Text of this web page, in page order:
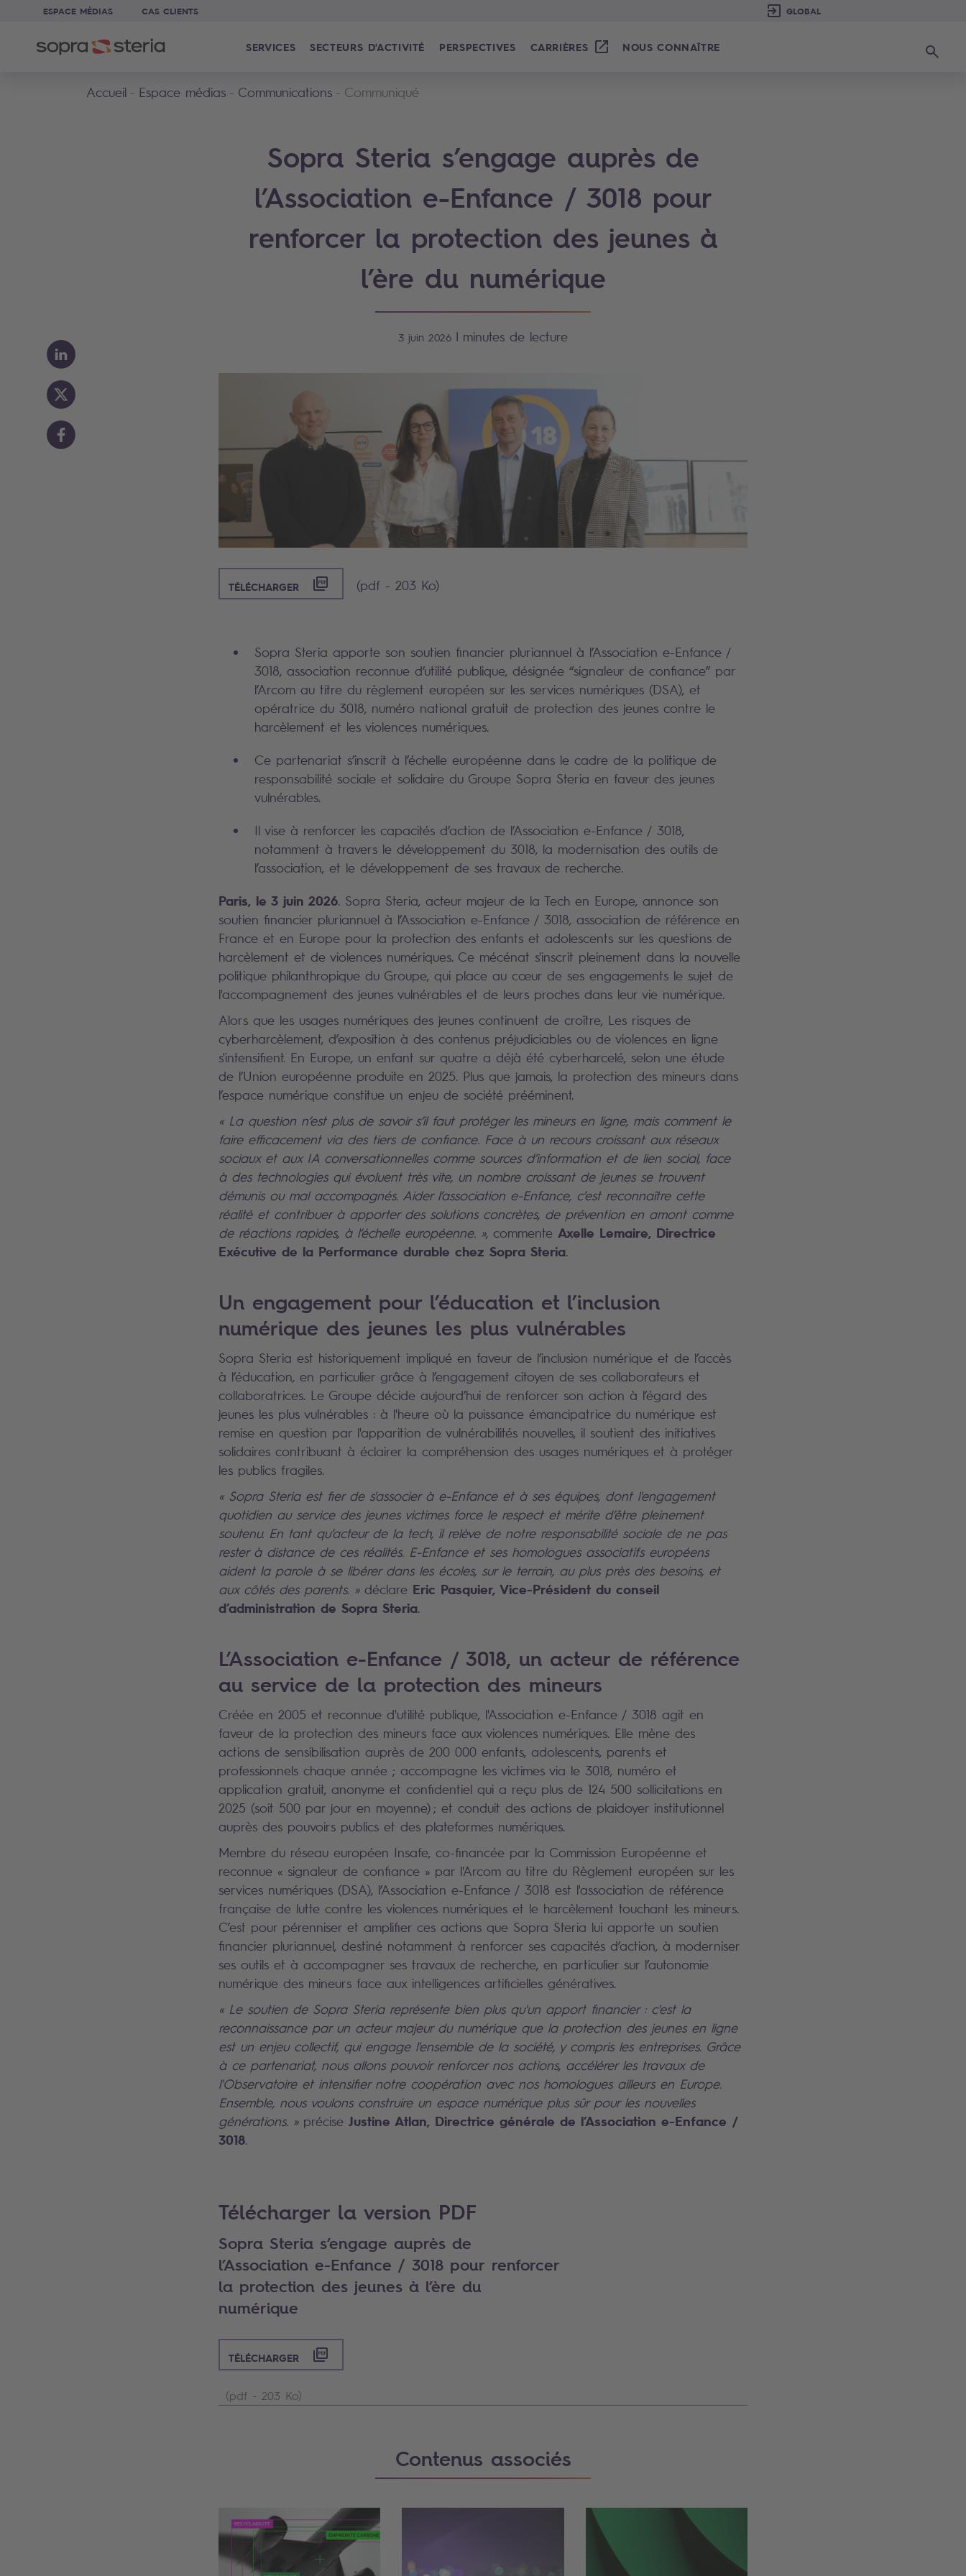
ESPACE MÉDIAS CAS CLIENTS
SERVICES SECTEURS D'ACTIVITÉ PERSPECTIVES CARRIÈRES NOUS CONNAÎTRE
Accueil Espace médias Communications Communiqué
Sopra Steria s’engage auprès de
l’Association e-Enfance / 3018 pour
renforcer la protection des jeunes à
l’ère du numérique
3 juin 2026 | minutes de lecture
TÉLÉCHARGER ([PDF] - 203 KO)
(pdf - 203 Ko)
Sopra Steria apporte son soutien financier pluriannuel à l’Association e-Enfance /
3018, association reconnue d’utilité publique, désignée “signaleur de confiance” par
l’Arcom au titre du règlement européen sur les services numériques (DSA), et
opératrice du 3018, numéro national gratuit de protection des jeunes contre le
harcèlement et les violences numériques.
Ce partenariat s’inscrit à l’échelle européenne dans le cadre de la politique de
responsabilité sociale et solidaire du Groupe Sopra Steria en faveur des jeunes
vulnérables.
Il vise à renforcer les capacités d’action de l’Association e-Enfance / 3018,
notamment à travers le développement du 3018, la modernisation des outils de
l’association, et le développement de ses travaux de recherche.
Paris, le 3 juin 2026. Sopra Steria, acteur majeur de la Tech en Europe, annonce son
soutien financier pluriannuel à l’Association e-Enfance / 3018, association de référence en
France et en Europe pour la protection des enfants et adolescents sur les questions de
harcèlement et de violences numériques. Ce mécénat s'inscrit pleinement dans la nouvelle
politique philanthropique du Groupe, qui place au cœur de ses engagements le sujet de
l'accompagnement des jeunes vulnérables et de leurs proches dans leur vie numérique.
Alors que les usages numériques des jeunes continuent de croître, Les risques de
cyberharcèlement, d’exposition à des contenus préjudiciables ou de violences en ligne
s'intensifient. En Europe, un enfant sur quatre a déjà été cyberharcelé, selon une étude
de l’Union européenne produite en 2025. Plus que jamais, la protection des mineurs dans
l’espace numérique constitue un enjeu de société prééminent.
« La question n’est plus de savoir s’il faut protéger les mineurs en ligne, mais comment le
faire efficacement via des tiers de confiance. Face à un recours croissant aux réseaux
sociaux et aux IA conversationnelles comme sources d’information et de lien social, face
à des technologies qui évoluent très vite, un nombre croissant de jeunes se trouvent
démunis ou mal accompagnés. Aider l’association e-Enfance, c’est reconnaître cette
réalité et contribuer à apporter des solutions concrètes, de prévention en amont comme
de réactions rapides, à l’échelle européenne. », commente Axelle Lemaire, Directrice
Exécutive de la Performance durable chez Sopra Steria.
Un engagement pour l’éducation et l’inclusion
numérique des jeunes les plus vulnérables
Sopra Steria est historiquement impliqué en faveur de l’inclusion numérique et de l’accès
à l’éducation, en particulier grâce à l’engagement citoyen de ses collaborateurs et
collaboratrices. Le Groupe décide aujourd’hui de renforcer son action à l’égard des
jeunes les plus vulnérables : à l'heure où la puissance émancipatrice du numérique est
remise en question par l'apparition de vulnérabilités nouvelles, il soutient des initiatives
solidaires contribuant à éclairer la compréhension des usages numériques et à protéger
les publics fragiles.
« Sopra Steria est fier de s'associer à e-Enfance et à ses équipes, dont l'engagement
quotidien au service des jeunes victimes force le respect et mérite d’être pleinement
soutenu. En tant qu’acteur de la tech, il relève de notre responsabilité sociale de ne pas
rester à distance de ces réalités. E-Enfance et ses homologues associatifs européens
aident la parole à se libérer dans les écoles, sur le terrain, au plus près des besoins, et
aux côtés des parents. »déclare Eric Pasquier, Vice-Président du conseil
d’administration de Sopra Steria.
L’Association e-Enfance / 3018, un acteur de référence
au service de la protection des mineurs
Créée en 2005 et reconnue d'utilité publique, l'Association e-Enfance / 3018 agit en
faveur de la protection des mineurs face aux violences numériques. Elle mène des
actions de sensibilisation auprès de 200 000 enfants, adolescents, parents et
professionnels chaque année ; accompagne les victimes via le 3018, numéro et
application gratuit, anonyme et confidentiel qui a reçu plus de 124 500 sollicitations en
2025 (soit 500 par jour en moyenne) ; et conduit des actions de plaidoyer institutionnel
auprès des pouvoirs publics et des plateformes numériques.
Membre du réseau européen Insafe, co-financée par la Commission Européenne et
reconnue « signaleur de confiance » par l'Arcom au titre du Règlement européen sur les
services numériques (DSA), l’Association e-Enfance / 3018 est l'association de référence
française de lutte contre les violences numériques et le harcèlement touchant les mineurs.
C’est pour pérenniser et amplifier ces actions que Sopra Steria lui apporte un soutien
financier pluriannuel, destiné notamment à renforcer ses capacités d’action, à moderniser
ses outils et à accompagner ses travaux de recherche, en particulier sur l’autonomie
numérique des mineurs face aux intelligences artificielles génératives.
« Le soutien de Sopra Steria représente bien plus qu'un apport financier : c'est la
reconnaissance par un acteur majeur du numérique que la protection des jeunes en ligne
est un enjeu collectif, qui engage l'ensemble de la société, y compris les entreprises. Grâce
à ce partenariat, nous allons pouvoir renforcer nos actions, accélérer les travaux de
l'Observatoire et intensifier notre coopération avec nos homologues ailleurs en Europe.
Ensemble, nous voulons construire un espace numérique plus sûr pour les nouvelles
générations. »précise Justine Atlan, Directrice générale de l’Association e-Enfance /
3018.
Télécharger la version PDF
Sopra Steria s’engage auprès de
l’Association e-Enfance / 3018 pour renforcer
la protection des jeunes à l’ère du
numérique
TÉLÉCHARGER
(pdf - 203 Ko)
Contenus associés